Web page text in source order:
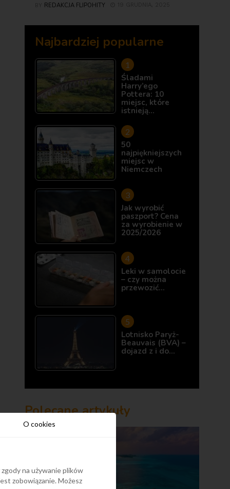
REDAKCJA FLIPOHITY
Najbardziej popularne
Śladami
Harry’ego
Pottera: 10
miejsc, które
istnieją…
50
najpiękniejszych
miejsc w
Niemczech
Jak wyrobić
paszport? Cena
za wyrobienie w
2025/2026
Leki w samolocie
– czy można
przewozić…
Lotnisko Paryż-
Beauvais (BVA) –
dojazd z i do…
Polecane artykuły
O cookies
na używanie plików
zobowiązanie. Możesz